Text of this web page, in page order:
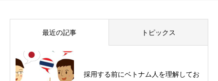
最近の記事 トピックス
採用する前にベトナム人を理解してお